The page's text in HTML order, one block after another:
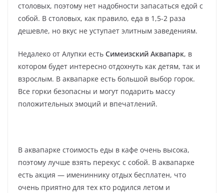
столовых, поэтому нет надобности запасаться едой с
собой. В столовых, как правило, еда в 1,5-2 раза
дешевле, но вкус не уступает элитным заведениям.
Недалеко от Алупки есть Симеизский Аквапарк, в
котором будет интересно отдохнуть как детям, так и
взрослым. В аквапарке есть большой выбор горок.
Все горки безопасны и могут подарить массу
положительных эмоций и впечатлений.
В аквапарке стоимость еды в кафе очень высока,
поэтому лучше взять перекус с собой. В аквапарке
есть акция — имениннику отдых бесплатен, что
очень приятно для тех кто родился летом и